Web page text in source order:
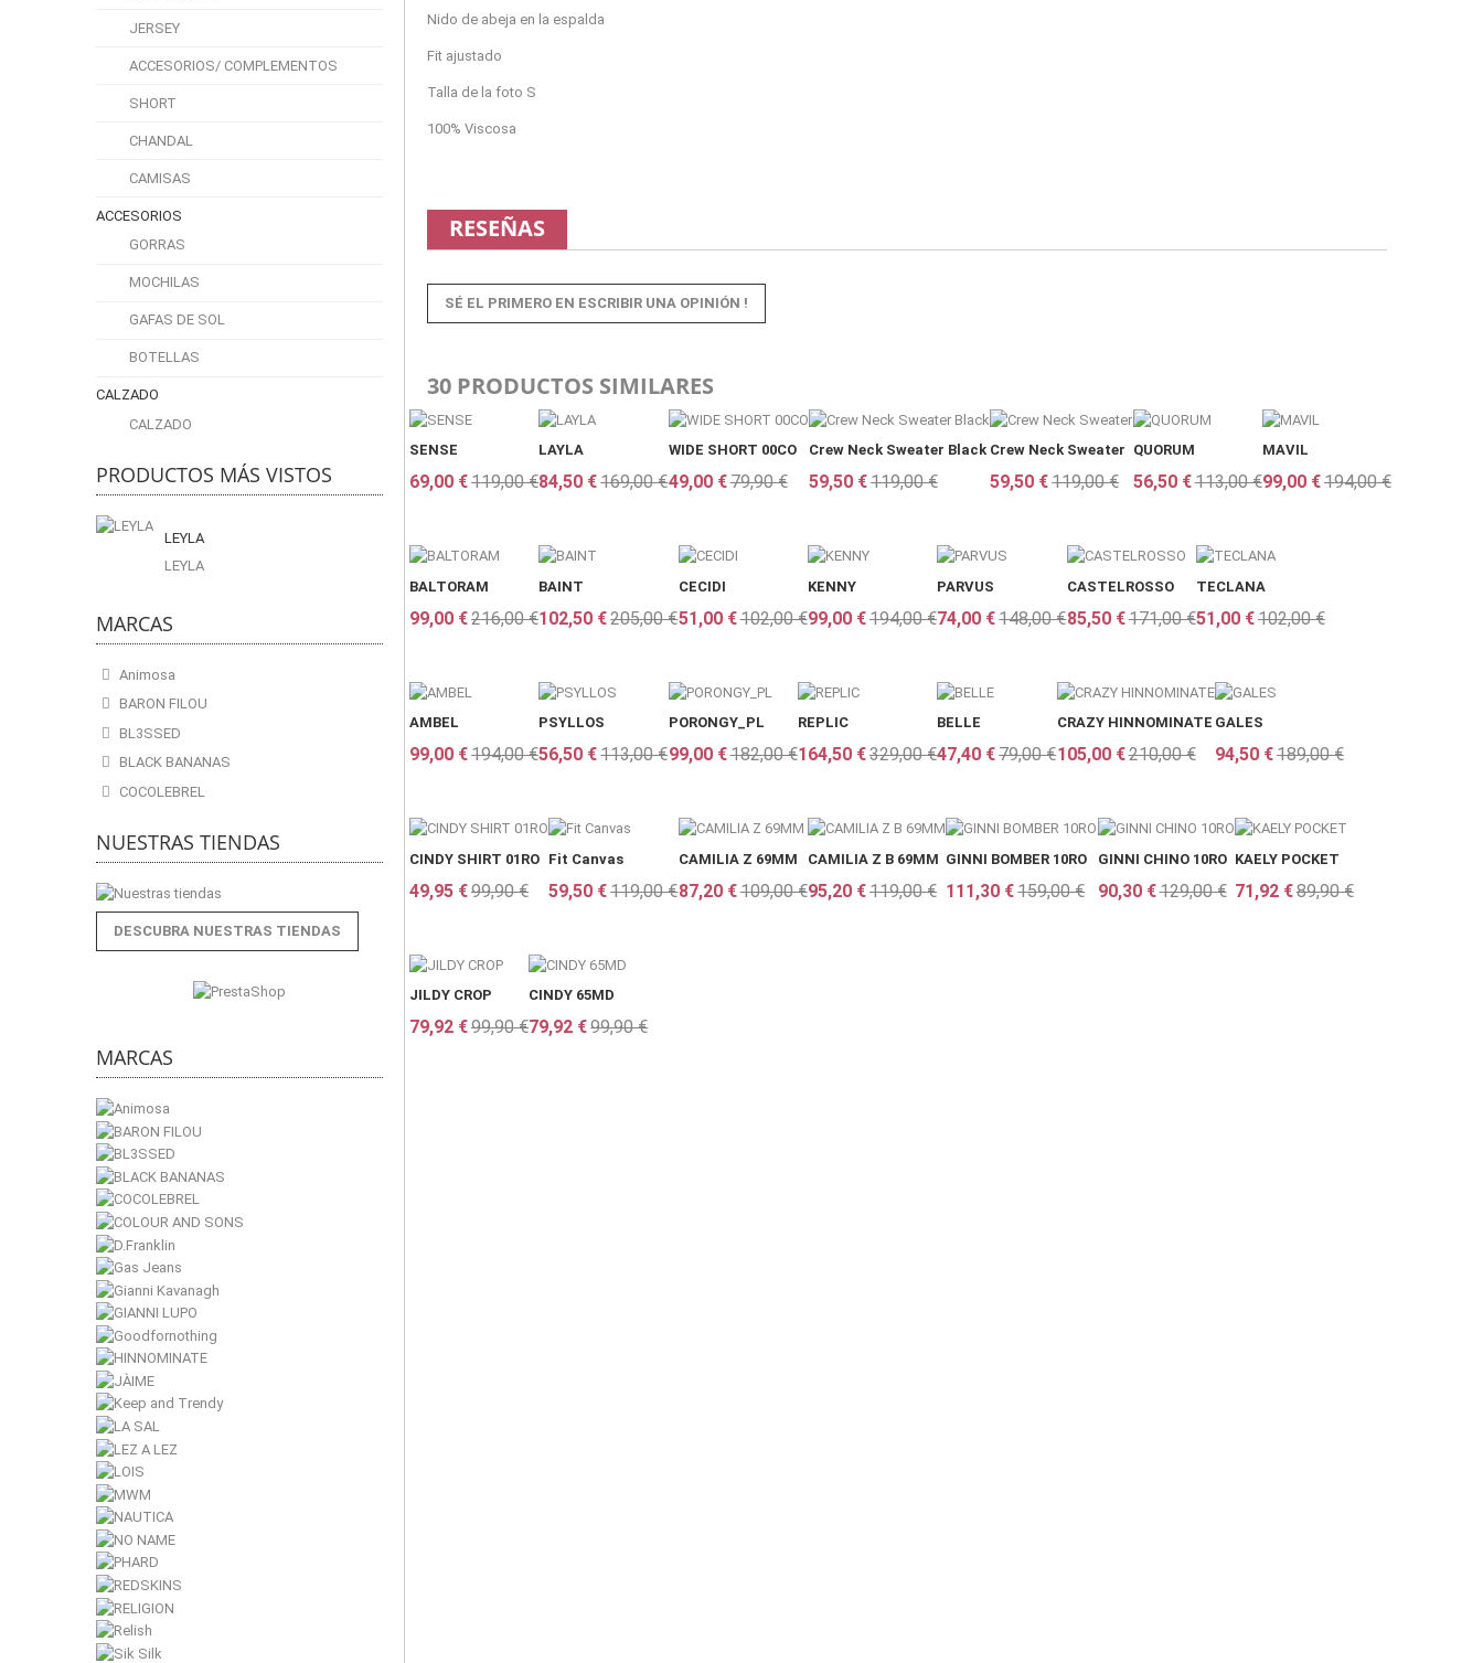
JERSEY
ACCESORIOS/ COMPLEMENTOS
SHORT
CHANDAL
CAMISAS
ACCESORIOS
GORRAS
MOCHILAS
GAFAS DE SOL
BOTELLAS
CALZADO
CALZADO
PRODUCTOS MÁS VISTOS
LEYLA
LEYLA
MARCAS
Animosa
BARON FILOU
BL3SSED
BLACK BANANAS
COCOLEBREL
NUESTRAS TIENDAS
DESCUBRA NUESTRAS TIENDAS
MARCAS
Nido de abeja en la espalda
Fit ajustado
Talla de la foto S
100% Viscosa
RESEÑAS
SÉ EL PRIMERO EN ESCRIBIR UNA OPINIÓN !
30 PRODUCTOS SIMILARES
SENSE
69,00 €119,00 €
LAYLA
84,50 €169,00 €
WIDE SHORT 00CO
49,00 €79,90 €
Crew Neck Sweater Black
59,50 €119,00 €
Crew Neck Sweater
59,50 €119,00 €
QUORUM
56,50 €113,00 €
MAVIL
99,00 €194,00 €
BALTORAM
99,00 €216,00 €
BAINT
102,50 €205,00 €
CECIDI
51,00 €102,00 €
KENNY
99,00 €194,00 €
PARVUS
74,00 €148,00 €
CASTELROSSO
85,50 €171,00 €
TECLANA
51,00 €102,00 €
AMBEL
99,00 €194,00 €
PSYLLOS
56,50 €113,00 €
PORONGY_PL
99,00 €182,00 €
REPLIC
164,50 €329,00 €
BELLE
47,40 €79,00 €
CRAZY HINNOMINATE
105,00 €210,00 €
GALES
94,50 €189,00 €
CINDY SHIRT 01RO
49,95 €99,90 €
Fit Canvas
59,50 €119,00 €
CAMILIA Z 69MM
87,20 €109,00 €
CAMILIA Z B 69MM
95,20 €119,00 €
GINNI BOMBER 10RO
111,30 €159,00 €
GINNI CHINO 10RO
90,30 €129,00 €
KAELY POCKET
71,92 €89,90 €
JILDY CROP
79,92 €99,90 €
CINDY 65MD
79,92 €99,90 €